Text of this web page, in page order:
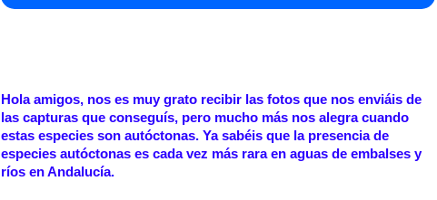
Hola amigos, nos es muy grato recibir las fotos que nos enviáis de
las capturas que conseguís, pero mucho más nos alegra cuando
estas especies son autóctonas. Ya sabéis que la presencia de
especies autóctonas es cada vez más rara en aguas de embalses y
ríos en Andalucía.